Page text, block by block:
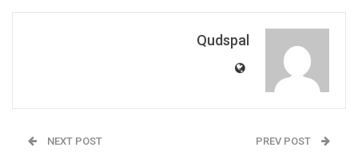
Qudspal
NEXT POST